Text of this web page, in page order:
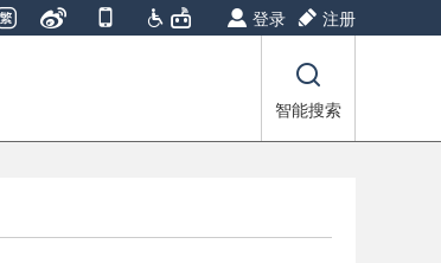
登录 注册
智能搜索